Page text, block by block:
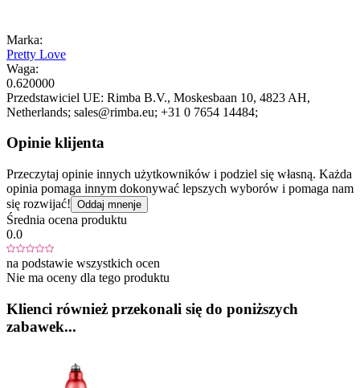
Marka:
Pretty Love
Waga:
0.620000
Przedstawiciel UE: Rimba B.V., Moskesbaan 10, 4823 AH,
Netherlands; sales@rimba.eu; +31 0 7654 14484;
Opinie klijenta
Przeczytaj opinie innych użytkowników i podziel się własną. Każda
opinia pomaga innym dokonywać lepszych wyborów i pomaga nam
się rozwijać! Oddaj mnenje
Średnia ocena produktu
0.0
na podstawie wszystkich ocen
Nie ma oceny dla tego produktu
Klienci również przekonali się do poniższych
zabawek...